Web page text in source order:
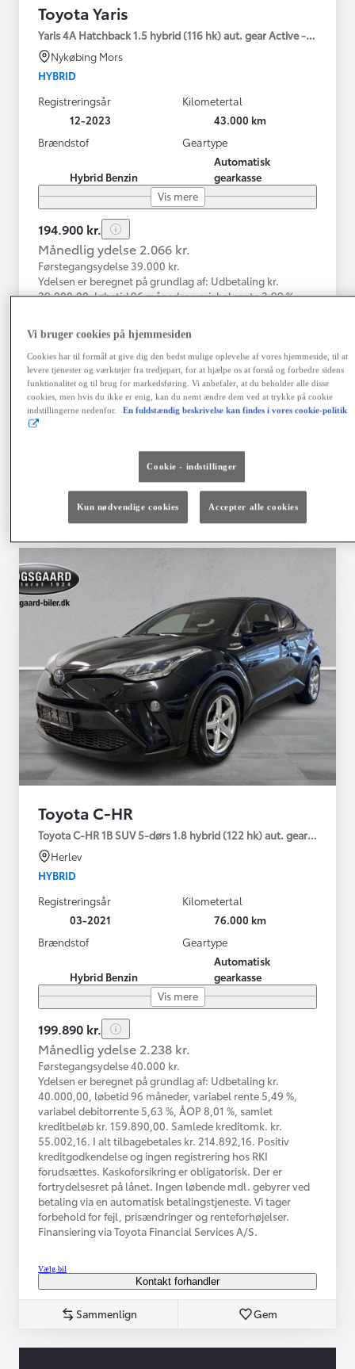
Toyota Yaris
Yaris 4A Hatchback 1.5 hybrid (116 hk) aut. gear Active -
Nykøbing Mors
HYBRID
Registreringsår
12-2023
Kilometertal
43.000 km
Brændstof
Hybrid Benzin
Geartype
Automatisk
gearkasse
Vis mere
194.900 kr.
Månedlig ydelse 2.066 kr.
Førstegangsydelse 39.000 kr.
Ydelsen er beregnet på grundlag af: Udbetaling kr.
39.000,00, løbetid 96 måneder, variabel rente 3,99 %,
42.468,64. I alt tilbagebetales kr. 198.368,64. Positiv
kreditgodkendelse og ingen registrering hos RKI
forudsættes. Kaskoforsikring er obligatorisk. Der er
fortrydelsesret på lånet. Ingen løbende mdl. gebyrer ved
betaling via en automatisk betalingstjeneste. Vi tager
forbehold for fejl, prisændringer og renteforhøjelser.
Kontakt forhandler
Sammenlign Gem
Toyota C-HR
Toyota C-HR 1B SUV 5-dørs 1.8 hybrid (122 hk) aut. gear C-LUB -
Herlev
HYBRID
Registreringsår
03-2021
Kilometertal
76.000 km
Brændstof
Hybrid Benzin
Geartype
Automatisk
gearkasse
Vis mere
199.890 kr.
Månedlig ydelse 2.238 kr.
Førstegangsydelse 40.000 kr.
Ydelsen er beregnet på grundlag af: Udbetaling kr.
40.000,00, løbetid 96 måneder, variabel rente 5,49 %,
variabel debitorrente 5,63 %, ÅOP 8,01 %, samlet
kreditbeløb kr. 159.890,00. Samlede kreditomk. kr.
55.002,16. I alt tilbagebetales kr. 214.892,16. Positiv
kreditgodkendelse og ingen registrering hos RKI
forudsættes. Kaskoforsikring er obligatorisk. Der er
fortrydelsesret på lånet. Ingen løbende mdl. gebyrer ved
betaling via en automatisk betalingstjeneste. Vi tager
forbehold for fejl, prisændringer og renteforhøjelser.
Finansiering via Toyota Financial Services A/S.
Vælg bil
Kontakt forhandler
Sammenlign Gem
Vi bruger cookies på hjemmesiden
Cookies har til formål at give dig den bedst mulige oplevelse af vores hjemmeside, til at
levere tjenester og værktøjer fra tredjepart, for at hjælpe os at forstå og forbedre sidens
funktionalitet og til brug for markedsføring. Vi anbefaler, at du beholder alle disse
cookies, men hvis du ikke er enig, kan du nemt ændre dem ved at trykke på cookie
indstillingerne nedenfor.
En fuldstændig beskrivelse kan findes i vores cookie-politik
Cookie - indstillinger
Kun nødvendige cookies Accepter alle cookies